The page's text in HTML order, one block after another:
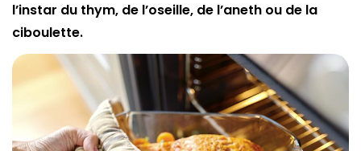
l’instar du thym, de l’oseille, de l’aneth ou de la
ciboulette.